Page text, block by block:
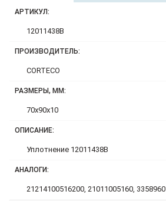
АРТИКУЛ:
12011438B
ПРОИЗВОДИТЕЛЬ:
CORTECO
РАЗМЕРЫ, ММ:
70x90x10
ОПИСАНИЕ:
Уплотнение 12011438B
АНАЛОГИ:
21214100516200, 21011005160,